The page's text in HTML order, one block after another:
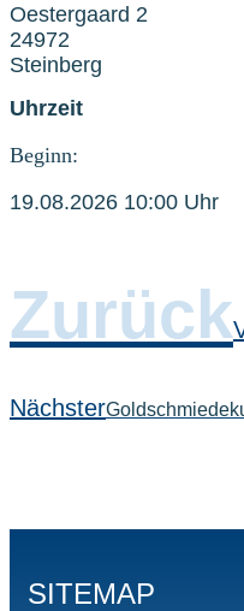
Oestergaard 2
24972
Steinberg
Uhrzeit
Beginn:
19.08.2026 10:00 Uhr
Zurück
Nächster
SITEMAP